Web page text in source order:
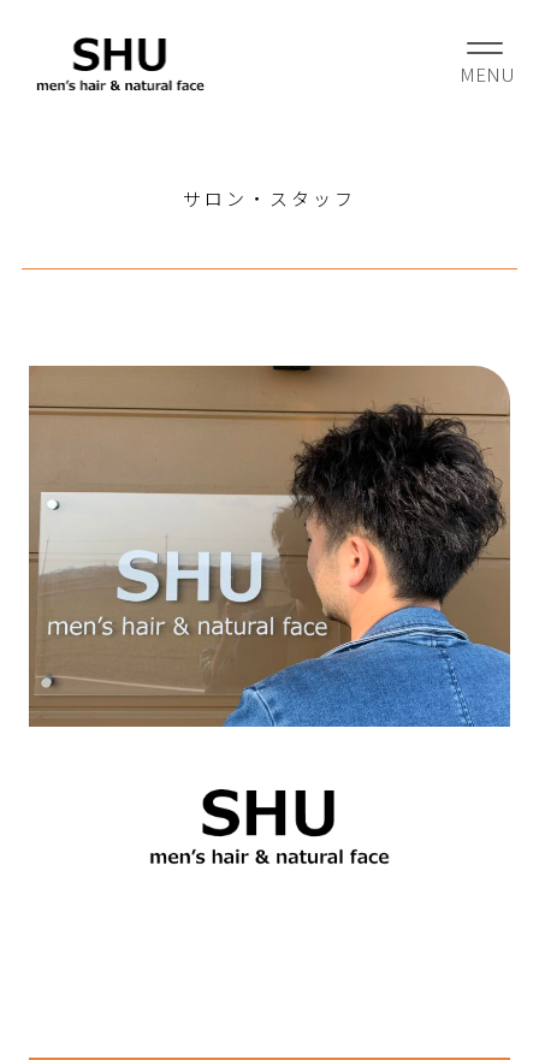
サロン・スタッフ